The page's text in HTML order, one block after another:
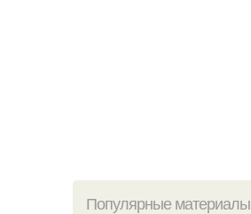
Популярные материалы